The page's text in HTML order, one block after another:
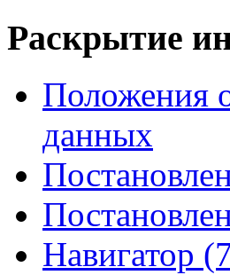
Раскрытие
Положения
данных
Навигатор